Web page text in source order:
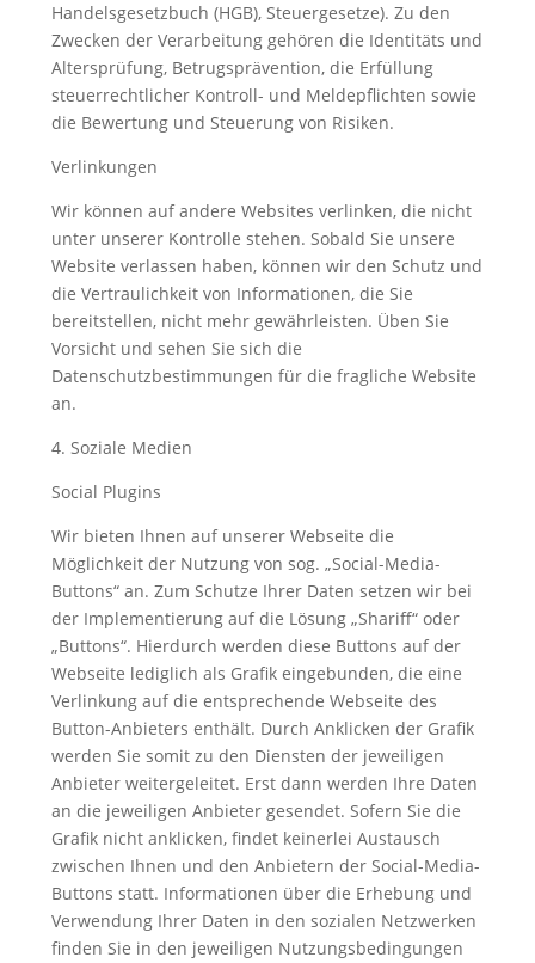
Handelsgesetzbuch (HGB), Steuergesetze). Zu den
Zwecken der Verarbeitung gehören die Identitäts und
Altersprüfung, Betrugsprävention, die Erfüllung
steuerrechtlicher Kontroll- und Meldepflichten sowie
die Bewertung und Steuerung von Risiken.
Verlinkungen
Wir können auf andere Websites verlinken, die nicht
unter unserer Kontrolle stehen. Sobald Sie unsere
Website verlassen haben, können wir den Schutz und
die Vertraulichkeit von Informationen, die Sie
bereitstellen, nicht mehr gewährleisten. Üben Sie
Vorsicht und sehen Sie sich die
Datenschutzbestimmungen für die fragliche Website
an.
4. Soziale Medien
Social Plugins
Wir bieten Ihnen auf unserer Webseite die
Möglichkeit der Nutzung von sog. „Social-Media-
Buttons“ an. Zum Schutze Ihrer Daten setzen wir bei
der Implementierung auf die Lösung „Shariff“ oder
„Buttons“. Hierdurch werden diese Buttons auf der
Webseite lediglich als Grafik eingebunden, die eine
Verlinkung auf die entsprechende Webseite des
Button-Anbieters enthält. Durch Anklicken der Grafik
werden Sie somit zu den Diensten der jeweiligen
Anbieter weitergeleitet. Erst dann werden Ihre Daten
an die jeweiligen Anbieter gesendet. Sofern Sie die
Grafik nicht anklicken, findet keinerlei Austausch
zwischen Ihnen und den Anbietern der Social-Media-
Buttons statt. Informationen über die Erhebung und
Verwendung Ihrer Daten in den sozialen Netzwerken
finden Sie in den jeweiligen Nutzungsbedingungen